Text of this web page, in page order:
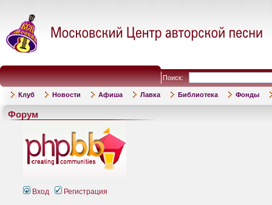
Поиск:
Клуб Новости Афиша Лавка Библиотека Фонды
Форум
Вход Регистрация